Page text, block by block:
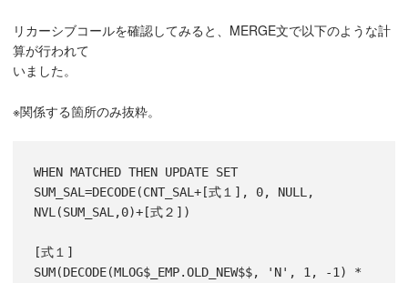
リカーシブコールを確認してみると、MERGE文で以下のような計
算が行われて
いました。
※関係する箇所のみ抜粋。
WHEN MATCHED THEN UPDATE SET
SUM_SAL=DECODE(CNT_SAL+[式１], 0, NULL,
NVL(SUM_SAL,0)+[式２])
[式１]
SUM(DECODE(MLOG$_EMP.OLD_NEW$$, 'N', 1, -1) *